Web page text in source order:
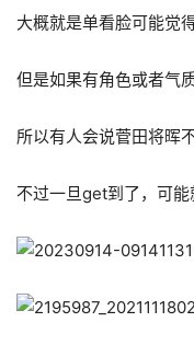
大概就是单看脸可能觉
但是如果有角色或者气
所以有人会说菅田将晖
不过一旦get到了，可能